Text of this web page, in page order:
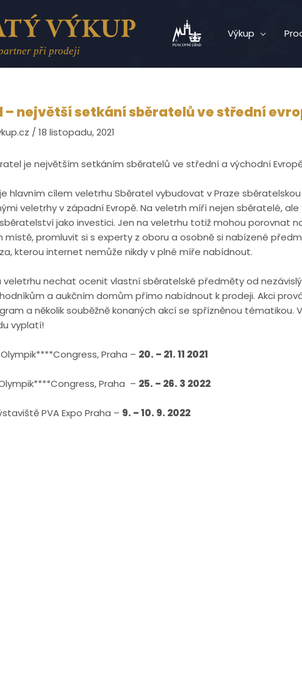
Výkup
– největší setkání sběratelů ve střední
/ 18 listopadu, 2021
je největším setkáním sběratelů ve střední a východní
hlavním cílem veletrhu Sběratel vybudovat v Praze
veletrhy v západní Evropě. Na veletrh míří nejen sběratelé, ale
jako investici. Jen na veletrhu totiž mohou porovnat
promluvit si s experty z oboru a osobně si nabízené
kterou internet nemůže nikdy v plné míře nabídnout.
veletrhu nechat ocenit vlastní sběratelské předměty od
a aukčním domům přímo nabídnout k prodeji. Akci
a několik souběžně konaných akcí se spřízněnou tématikou.
vyplatí!
Praha – 20. – 21. 11 2021
Praha – 25. – 26. 3 2022
PVA Expo Praha – 9. – 10. 9. 2022